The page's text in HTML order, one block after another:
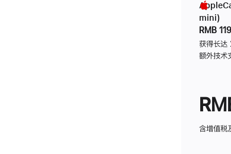
mini)
RMB 119
获得长达
额外技术
含增值税